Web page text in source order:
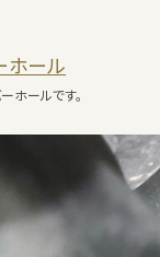
ホール
ホールです。